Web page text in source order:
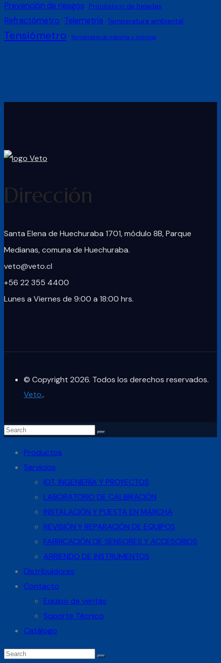
Prevención de riesgos Pronóstico de heladas
Refractómetro Telemetría Temperatura ambiental
Tensiómetro Termómetro de máxima y mínima
Dirección
Santa Elena de Huechuraba 1701, módulo 8B, Parque
Medianas, comuna de Huechuraba.
veto@veto.cl
+56 22 355 4400
Lunes a Viernes de 9:00 a 18:00 hrs.
© Copyright 2026. Todos los derechos reservados.
Veto..
Productos
Servicios
IOT, INGENIERÍA Y PROYECTOS
LABORATORIO DE CALIBRACIÓN
INSTALACIÓN Y PUESTA EN MARCHA
REVISIÓN Y REPARACIÓN DE EQUIPOS
FABRICACIÓN DE SENSORES Y ACCESORIOS
ARRIENDO DE INSTRUMENTOS
Distribuidores
Contacto
Equipo de ventas
Soporte Técnico
Catálogo